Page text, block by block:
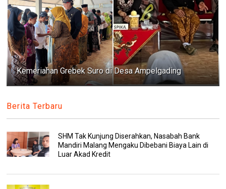
Kemeriahan Grebek Suro di Desa Ampelgading
Berita Terbaru
SHM Tak Kunjung Diserahkan, Nasabah Bank
Mandiri Malang Mengaku Dibebani Biaya Lain di
Luar Akad Kredit